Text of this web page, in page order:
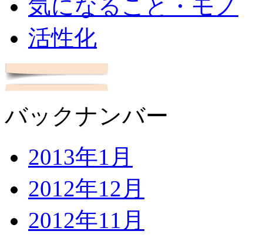
気になること・モノ
活性化
バックナンバー
2013年1月
2012年12月
2012年11月